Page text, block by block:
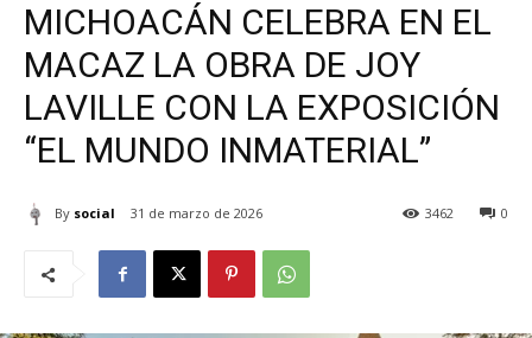
MICHOACÁN CELEBRA EN EL
MACAZ LA OBRA DE JOY
LAVILLE CON LA EXPOSICIÓN
“EL MUNDO INMATERIAL”
By social 31 de marzo de 2026 0
3462